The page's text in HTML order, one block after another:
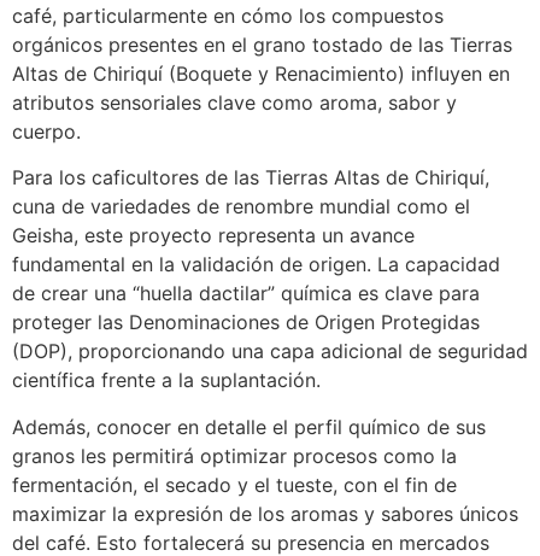
café, particularmente en cómo los compuestos
orgánicos presentes en el grano tostado de las Tierras
Altas de Chiriquí (Boquete y Renacimiento) influyen en
atributos sensoriales clave como aroma, sabor y
cuerpo.
Para los caficultores de las Tierras Altas de Chiriquí,
cuna de variedades de renombre mundial como el
Geisha, este proyecto representa un avance
fundamental en la validación de origen. La capacidad
de crear una “huella dactilar” química es clave para
proteger las Denominaciones de Origen Protegidas
(DOP), proporcionando una capa adicional de seguridad
científica frente a la suplantación.
Además, conocer en detalle el perfil químico de sus
granos les permitirá optimizar procesos como la
fermentación, el secado y el tueste, con el fin de
maximizar la expresión de los aromas y sabores únicos
del café. Esto fortalecerá su presencia en mercados